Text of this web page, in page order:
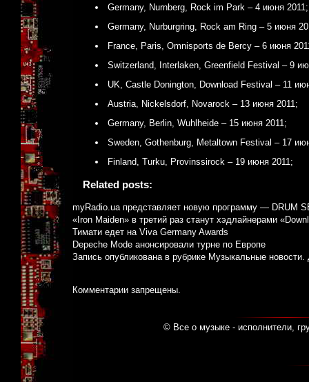
Germany, Nurnberg, Rock im Park – 4 июня 2011;
Germany, Nurburgring, Rock am Ring – 5 июня
France, Paris, Omnisports de Bercy – 6 июня
Switzerland, Interlaken, Greenfield Festival – 9
UK, Castle Donington, Download Festival – 11
Austria, Nickelsdorf, Novarock – 13 июня 2011;
Germany, Berlin, Wuhlheide – 15 июня 2011;
Sweden, Gothenburg, Metaltown Festival – 17
Finland, Turku, Provinssirock – 19 июня 2011;
Related posts:
myRadio.ua представляет новую программу — DRUM
«Iron Maiden» в третий раз станут хэдлайнерами
Тимати едет на Viva Germany Awards
Depeche Mode анонсировали турне по Европе
Запись опубликована в рубрике Музыкальные новости.
Комментарии запрещены.
© Все о музыке - исполнители,